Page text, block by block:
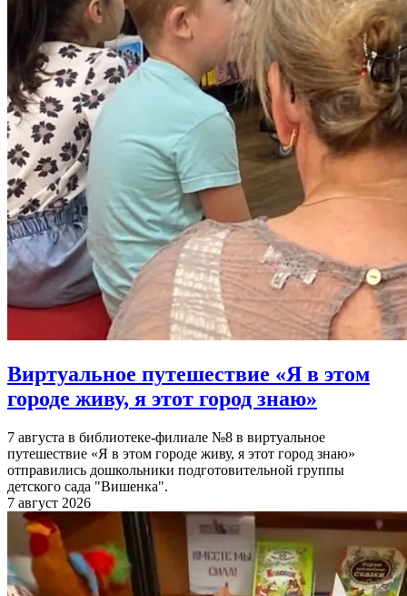
Виртуальное путешествие «Я в этом
городе живу, я этот город знаю»
7 августа в библиотеке-филиале №8 в виртуальное
путешествие «Я в этом городе живу, я этот город знаю»
отправились дошкольники подготовительной группы
детского сада "Вишенка".
7 август 2026